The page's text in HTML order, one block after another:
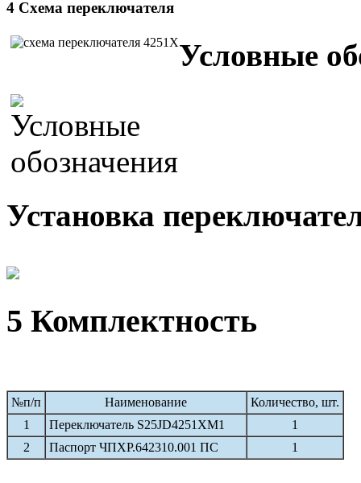
4 Схема переключателя
Условные
Установка
5 Комплектность
№п/п Наименование
Количество, шт.
1
Переключатель S25JD4251XM1
1
2
Паспорт ЧПХР.642310.001 ПС 1